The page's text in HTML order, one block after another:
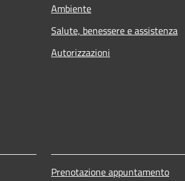
Ambiente
Salute, benessere e assistenza
Autorizzazioni
Prenotazione appuntamento